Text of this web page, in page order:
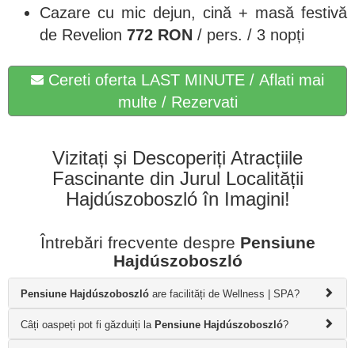
Cazare cu mic dejun, cină + masă festivă
de Revelion 772 RON / pers. / 3 nopți
Cereti oferta LAST MINUTE / Aflati mai
multe / Rezervati
Vizitați și Descoperiți Atracțiile
Fascinante din Jurul Localității
Hajdúszoboszló în Imagini!
Întrebări frecvente despre Pensiune
Hajdúszoboszló
Pensiune Hajdúszoboszló are facilități de Wellness | SPA?
Câți oaspeți pot fi găzduiți la Pensiune Hajdúszoboszló?